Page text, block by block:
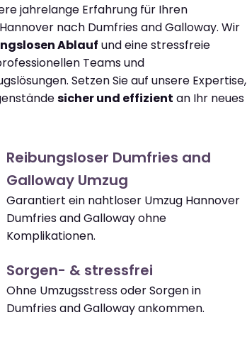
jahrelange Erfahrung für Ihren
nach Dumfries and Galloway. Wir
Ablauf und eine stressfreie
Teams und
Setzen Sie auf unsere Expertise,
sicher und effizient an Ihr neues
Reibungsloser Dumfries and
Galloway Umzug
Garantiert ein nahtloser Umzug Hannover
Dumfries and Galloway ohne
Komplikationen.
Sorgen- & stressfrei
Ohne Umzugsstress oder Sorgen in
Dumfries and Galloway ankommen.